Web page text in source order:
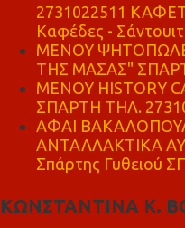
2731022511
Καφέδες -
ΜΕΝΟΥ
ΤΗΣ ΜΑΣΑΣ"
ΜΕΝΟΥ HISTORY
ΣΠΑΡΤΗ ΤΗΛ. 27310
ΑΦΑΙ
ΑΝΤΑΛΛΑΚΤΙΚΑ
Σπάρτης Γυθειού
ΚΩΝΣΤΑΝΤΙΝΑ Κ.